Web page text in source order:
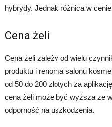
hybrydy. Jednak różnica w
Cena żeli
Cena żeli zależy od wielu
produktu i renoma salonu
od 50 do 200 złotych za
cena żeli może być wyższa ze
odporność na uszkodzenia.